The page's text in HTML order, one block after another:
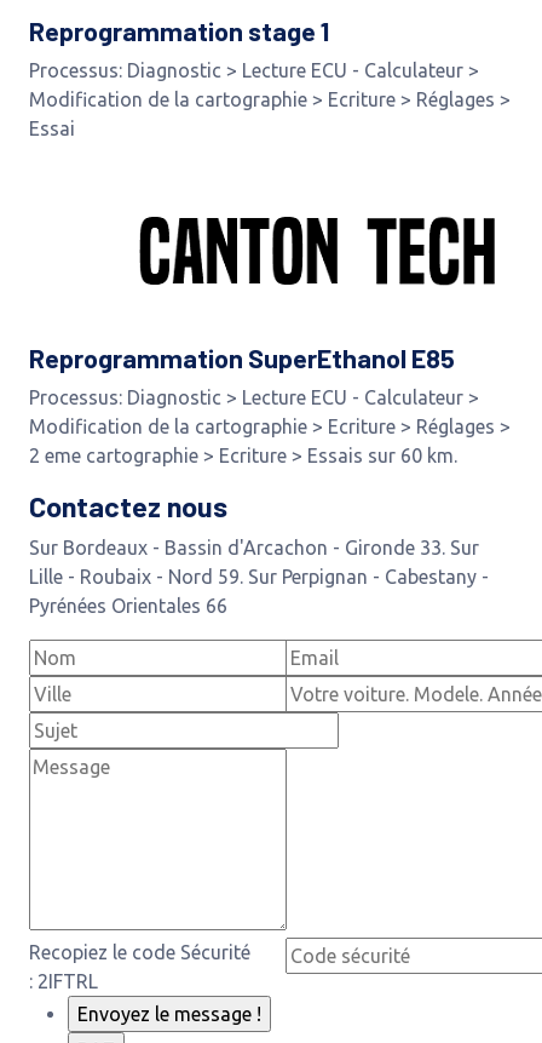
Reprogrammation stage 1
Processus: Diagnostic > Lecture ECU - Calculateur >
Modification de la cartographie > Ecriture > Réglages >
Essai
Reprogrammation SuperEthanol E85
Processus: Diagnostic > Lecture ECU - Calculateur >
Modification de la cartographie > Ecriture > Réglages >
2 eme cartographie > Ecriture > Essais sur 60 km.
Contactez nous
Sur Bordeaux - Bassin d'Arcachon - Gironde 33. Sur
Lille - Roubaix - Nord 59. Sur Perpignan - Cabestany -
Pyrénées Orientales 66
Recopiez le code Sécurité
: 2IFTRL